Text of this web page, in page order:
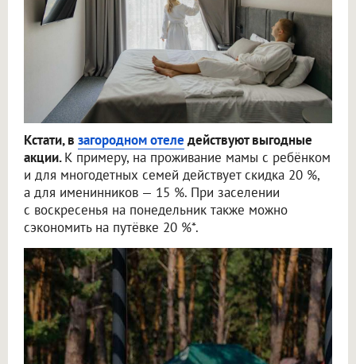
Кстати, в загородном отеле действуют выгодные
акции.К примеру, на проживание мамы с ребёнком
и для многодетных семей действует скидка 20 %,
а для именинников — 15 %. При заселении
с воскресенья на понедельник также можно
сэкономить на путёвке 20 %*.